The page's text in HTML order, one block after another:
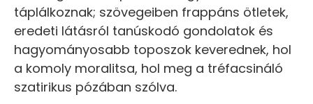
táplálkoznak; szövegeiben frappáns ötletek,
eredeti látásról tanúskodó gondolatok és
hagyományosabb toposzok keverednek, hol
a komoly moralitsa, hol meg a tréfacsináló
szatirikus pózában szólva.